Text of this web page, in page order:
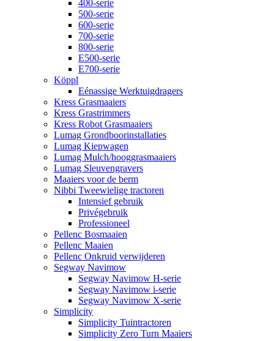
400-serie
500-serie
600-serie
700-serie
800-serie
E500-serie
E700-serie
Köppl
Eénassige Werktuigdragers
Kress Grasmaaiers
Kress Grastrimmers
Kress Robot Grasmaaiers
Lumag Grondboorinstallaties
Lumag Kiepwagen
Lumag Mulch/hooggrasmaaiers
Lumag Sleuvengravers
Maaiers voor de berm
Nibbi Tweewielige tractoren
Intensief gebruik
Privégebruik
Professioneel
Pellenc Bosmaaien
Pellenc Maaien
Pellenc Onkruid verwijderen
Segway Navimow
Segway Navimow H-serie
Segway Navimow i-serie
Segway Navimow X-serie
Simplicity
Simplicity Tuintractoren
Simplicity Zero Turn Maaiers